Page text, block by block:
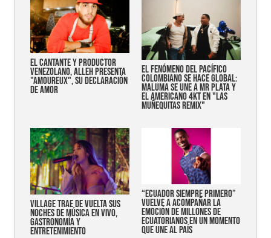
EL CANTANTE Y PRODUCTOR
VENEZOLANO, ALLEH PRESENTA
"AMOUREUX", SU DECLARACIÓN
DE AMOR
EL FENÓMENO DEL PACÍFICO
COLOMBIANO SE HACE GLOBAL:
MALUMA SE UNE A MR PLATA Y
EL AMERICANO 4KT EN "LAS
MUÑEQUITAS REMIX"
Village trae de vuelta sus
noches de música en vivo,
gastronomía y
entretenimiento
“Ecuador siempre primero”
vuelve a acompañar la
emoción de millones de
ecuatorianos en un momento
que une al país